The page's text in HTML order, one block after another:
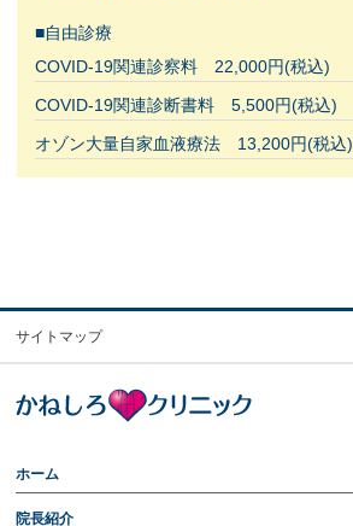
■自由診療
COVID-19関連診察料 22,000円(税込)
COVID-19関連診断書料 5,500円(税込)
オゾン大量自家血液療法 13,200円(税込)
サイトマップ
ホーム
院長紹介